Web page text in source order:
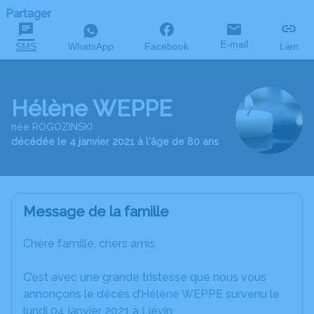
Partager
SMS WhatsApp Facebook E-mail Lien
Hélène WEPPE
née ROGOZINSKI
décédée le 4 janvier 2021 à l'âge de 80 ans
Message de la famille
Chère famille, chers amis,
C’est avec une grande tristesse que nous vous
annonçons le décès d’Hélène WEPPE survenu le
lundi 04 janvier 2021 à Liévin.